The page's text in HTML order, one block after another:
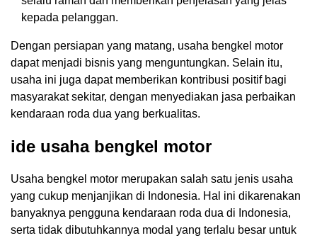
kepada pelanggan.
Dengan persiapan yang matang, usaha bengkel motor
dapat menjadi bisnis yang menguntungkan. Selain itu,
usaha ini juga dapat memberikan kontribusi positif bagi
masyarakat sekitar, dengan menyediakan jasa perbaikan
kendaraan roda dua yang berkualitas.
ide usaha bengkel motor
Usaha bengkel motor merupakan salah satu jenis usaha
yang cukup menjanjikan di Indonesia. Hal ini dikarenakan
banyaknya pengguna kendaraan roda dua di Indonesia,
serta tidak dibutuhkannya modal yang terlalu besar untuk